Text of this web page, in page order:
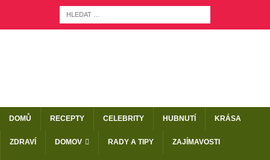
DOMŮ RECEPTY CELEBRITY HUBNUTÍ KRÁSA
ZDRAVÍ DOMOV RADY A TIPY ZAJÍMAVOSTI